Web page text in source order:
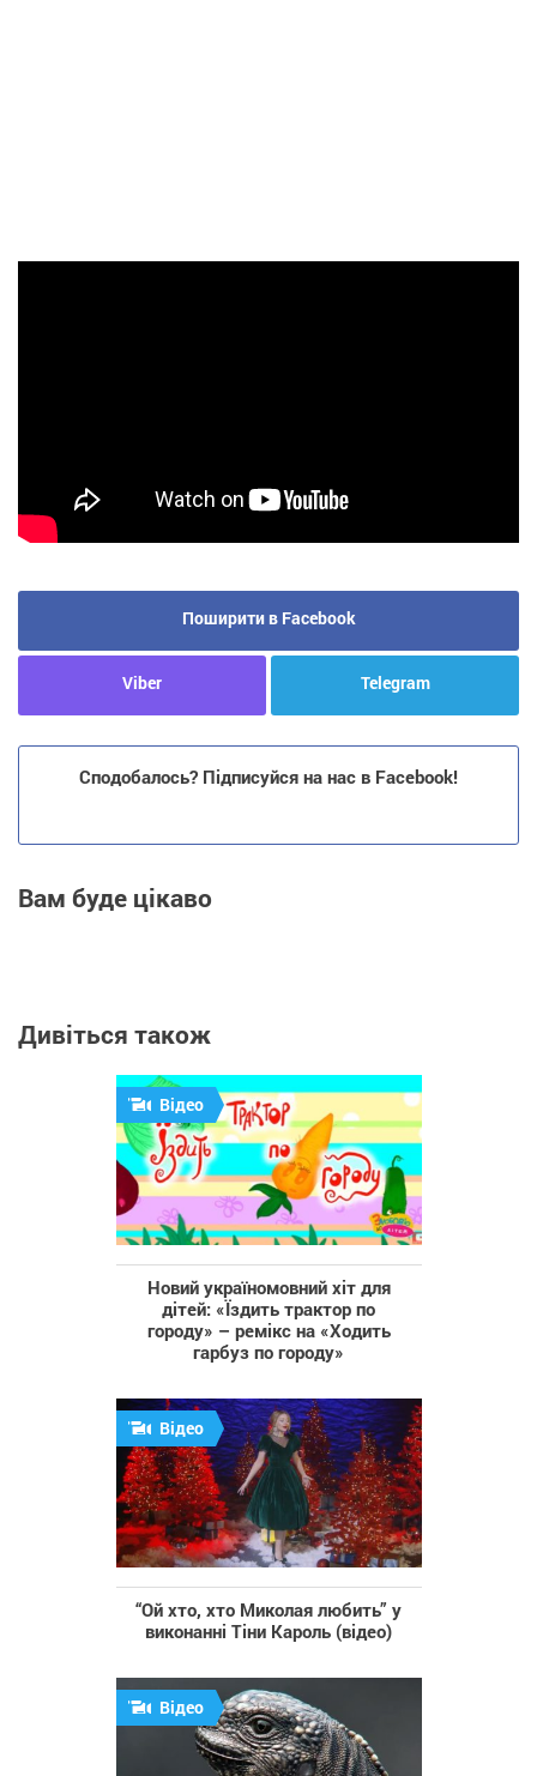
Поширити в Facebook
Viber Telegram
Сподобалось? Підписуйся на нас в Facebook!
Вам буде цікаво
Дивіться також
Відео
Новий україномовний хіт для
дітей: «Їздить трактор по
городу» – ремікс на «Ходить
гарбуз по городу»
Відео
“Ой хто, хто Миколая любить” у
виконанні Тіни Кароль (відео)
Відео